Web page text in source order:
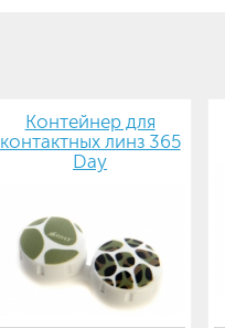
Контейнер для
контактных линз 365
Day